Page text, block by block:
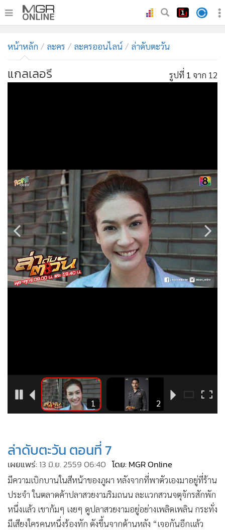
ทันเหตุการณ์
• ภาคใต้
• ภูมิภาค
• CbizReview
• Cyber BIZ
• ผู้จัดกวน
• Good health & Well-being
• Green Innovation & SD
• Management & HR
• MGR Live
• Infographic
เศรษฐกิจ-ธุรกิจ
• ชุมชน-คุณภาพชีวิต
Motoring
• เกม
•
วิทยาศาสตร์
SMEs
• หุ้น
• อินโดจีน
ล่าดับตะวัน ตอนที่ 7
เผยแพร่: 13 มิ.ย. 2559 06:40 โดย: MGR Online
มีความเบิกบานในสีหน้าของภูผา หลังจากที่พาตัวเองมาอยู่ที่ร้าน
ประจำ ในตลาดค้าปลาสวยงามริมถนน ละแวกสวนจตุจักรสักพัก
หนึ่งแล้ว เขาก้มๆ เงยๆ ดูปลาสวยงามอยู่อย่างเพลิดเพลิน กระทั่ง
มีเสียงใครคนหนึ่งร้องทัก ดังขึ้นจากด้านหลัง “เจอกันอีกแล้ว
หน้าหลัก ละคร ละครออนไลน์ ล่าดับตะวัน
แกลเลอรี รูปที่ 1 จาก 12
12 1 2